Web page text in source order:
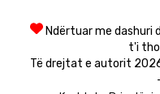
Ndërtuar me dashuri
t'i
Të drejtat e autorit